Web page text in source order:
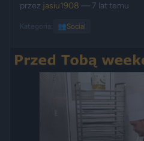
przez jasiu1908 — 7 lat temu
Kategoria: 👥Social